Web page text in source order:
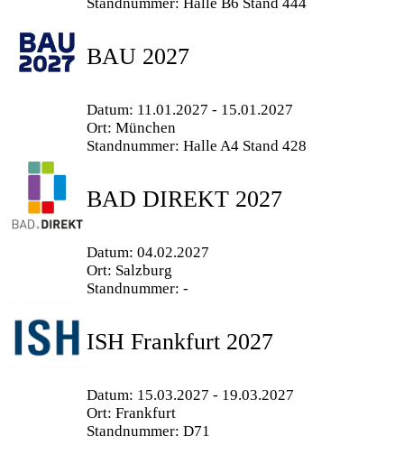
BAU 2027
Datum: 11.01.2027 - 15.01.2027
Ort: München
Standnummer: Halle A4 Stand 428
BAD DIREKT 2027
Datum: 04.02.2027
Ort: Salzburg
Standnummer: -
ISH Frankfurt 2027
Datum: 15.03.2027 - 19.03.2027
Ort: Frankfurt
Standnummer: D71